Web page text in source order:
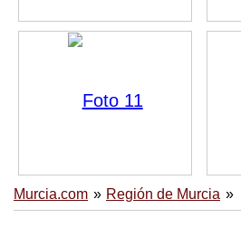
Murcia.com Región de Murcia